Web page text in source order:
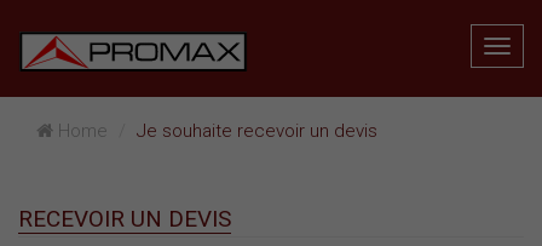
Home Je souhaite recevoir un devis
RECEVOIR UN DEVIS